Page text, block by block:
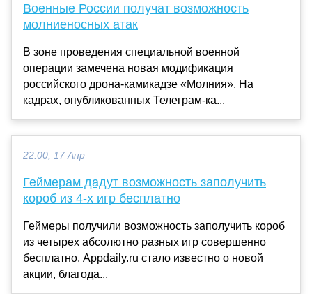
Военные России получат возможность
молниеносных атак
В зоне проведения специальной военной
операции замечена новая модификация
российского дрона-камикадзе «Молния». На
кадрах, опубликованных Телеграм-ка...
22:00, 17 Апр
Геймерам дадут возможность заполучить
короб из 4-х игр бесплатно
Геймеры получили возможность заполучить короб
из четырех абсолютно разных игр совершенно
бесплатно. Appdaily.ru стало известно о новой
акции, благода...